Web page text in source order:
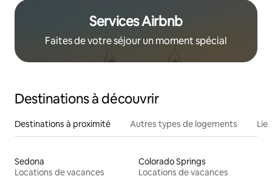
Services Airbnb
Faites de votre séjour un moment spécial
Destinations à découvrir
Destinations à proximité Autres types de logements
Sedona
Locations de vacances
Colorado Springs
Locations de vacances